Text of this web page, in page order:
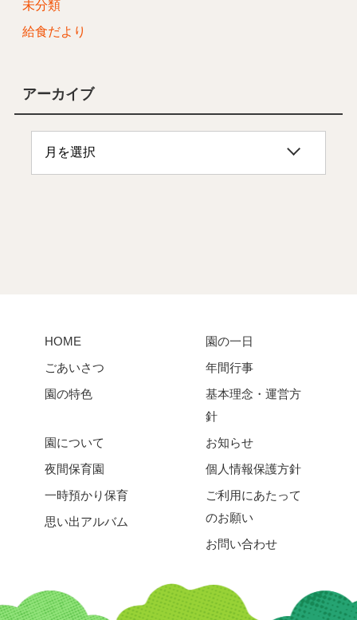
未分類
給食だより
アーカイブ
HOME
ごあいさつ
園の特色
園の一日
年間行事
基本理念・運営方
針
園について
夜間保育園
一時預かり保育
思い出アルバム
お知らせ
個人情報保護方針
ご利用にあたって
のお願い
お問い合わせ